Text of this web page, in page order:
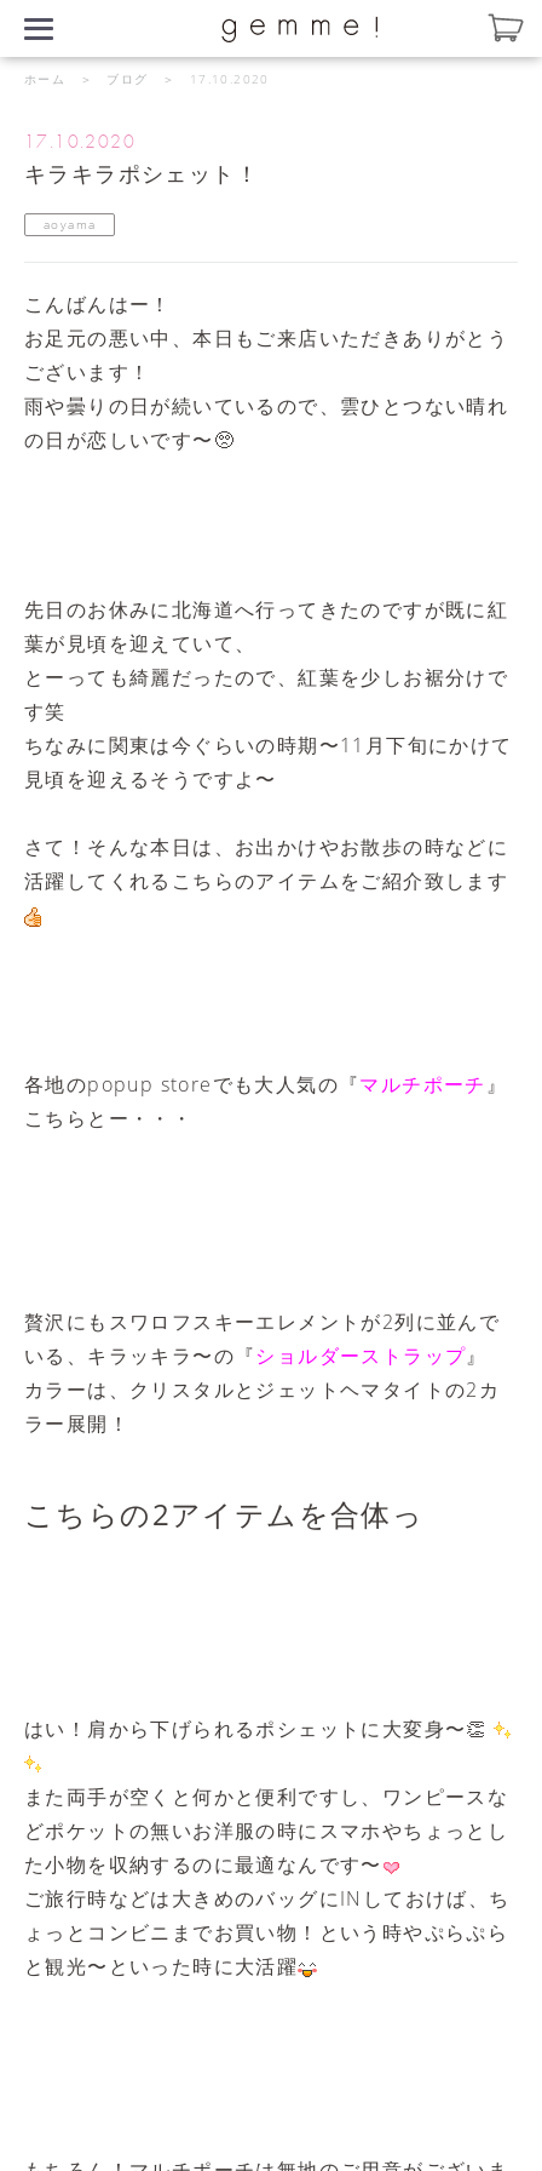
ホーム ＞ ブログ ＞ 17.10.2020
17.10.2020
キラキラポシェット！
aoyama
こんばんはー！
お足元の悪い中、本日もご来店いただきありがとう
ございます！
雨や曇りの日が続いているので、雲ひとつない晴れ
の日が恋しいです〜🥺
先日のお休みに北海道へ行ってきたのですが既に紅
葉が見頃を迎えていて、
とーっても綺麗だったので、紅葉を少しお裾分けで
す笑
ちなみに関東は今ぐらいの時期〜11月下旬にかけて
見頃を迎えるそうですよ〜
さて！そんな本日は、お出かけやお散歩の時などに
活躍してくれるこちらのアイテムをご紹介致します
各地のpopup storeでも大人気の『マルチポーチ 』
こちらとー・・・
贅沢にもスワロフスキーエレメントが2列に並んで
いる、キラッキラ〜の『ショルダーストラップ』
カラーは、クリスタルとジェットヘマタイトの2カ
ラー展開！
こちらの2アイテムを合体っ
はい！肩から下げられるポシェットに大変身〜👏
また両手が空くと何かと便利ですし、ワンピースな
どポケットの無いお洋服の時にスマホやちょっとし
た小物を収納するのに最適なんです〜
ご旅行時などは大きめのバッグにINしておけば、ち
ょっとコンビニまでお買い物！という時やぷらぷら
と観光〜といった時に大活躍